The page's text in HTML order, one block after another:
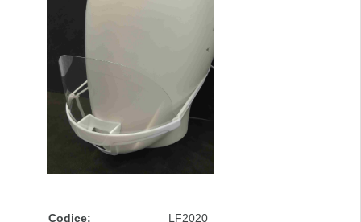
Codice: LF2020